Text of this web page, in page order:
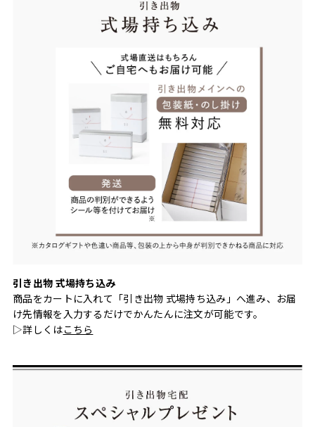
引き出物 式場持ち込み
商品をカートに入れて「引き出物 式場持ち込み」へ進み、お届
け先情報を入力するだけでかんたんに注文が可能です。
▷詳しくはこちら